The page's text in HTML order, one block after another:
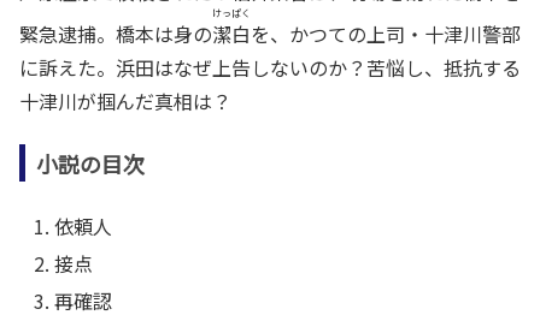
緊急逮捕。橋本は身の潔白
けっぱく
を、かつての上司・十津川警部
に訴えた。浜田はなぜ上告しないのか？苦悩し、抵抗する
十津川が掴んだ真相は？
小説の目次
依頼人
接点
再確認